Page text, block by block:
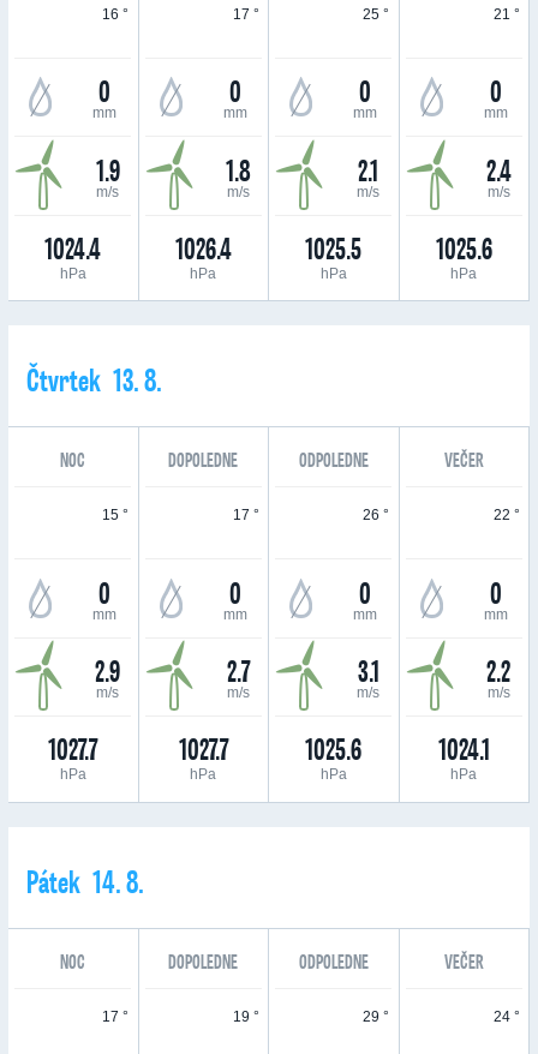
16 °
0
mm
1.9
m/s
1024.4
hPa
17 °
0
mm
1.8
m/s
1026.4
hPa
25 °
0
mm
2.1
m/s
1025.5
hPa
21 °
0
mm
2.4
m/s
1025.6
hPa
Čtvrtek 13. 8.
NOC DOPOLEDNE ODPOLEDNE VEČER
15 °
0
mm
2.9
m/s
1027.7
hPa
17 °
0
mm
2.7
m/s
1027.7
hPa
26 °
0
mm
3.1
m/s
1025.6
hPa
22 °
0
mm
2.2
m/s
1024.1
hPa
Pátek 14. 8.
NOC DOPOLEDNE ODPOLEDNE VEČER
17 ° 19 ° 29 ° 24 °